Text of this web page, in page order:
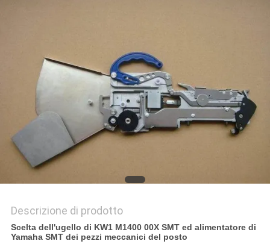
POLICY
Descrizione di prodotto
Scelta dell'ugello di KW1 M1400 00X SMT ed alimentatore di
Yamaha SMT dei pezzi meccanici del posto